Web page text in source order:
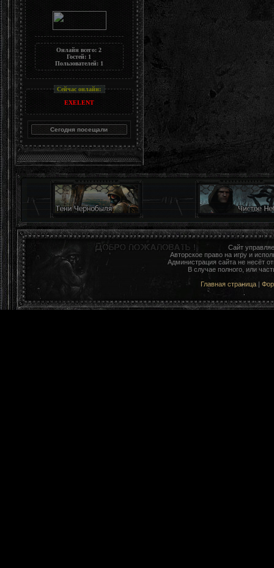
Онлайн всего:2
Гостей: 1
Пользователей: 1
Сейчас онлайн:
EXELENT
Сайт
Авторское право на игру и
Администрация сайта не несёт
В случае полного, или
Главная страница |